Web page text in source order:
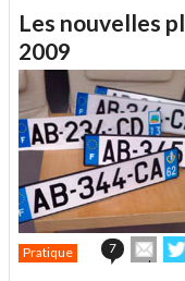
Les nouvelles
2009
Pratique 7
cet sur